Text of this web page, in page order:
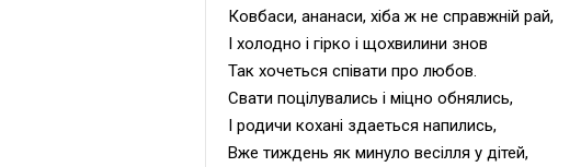
Ковбаси, ананаси, хiба ж не справжнiй рай,
I холодно i гiрко i щохвилини знов
Так хочеться спiвати про любов.
Свати поцiлувались i мiцно обнялись,
I родичи коханi здаеться напились,
Вже тиждень як минуло весiлля у дiтей,